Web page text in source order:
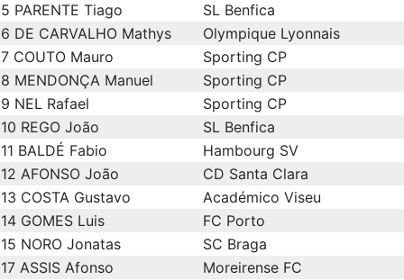
5 PARENTE Tiago
SL Benfica
6 DE CARVALHO Mathys
Olympique Lyonnais
7 COUTO Mauro
Sporting CP
8 MENDONÇA Manuel
Sporting CP
9 NEL Rafael
Sporting CP
10 REGO João
SL Benfica
11 BALDÉ Fabio
Hambourg SV
12 AFONSO João
CD Santa Clara
13 COSTA Gustavo
Académico Viseu
14 GOMES Luis
FC Porto
15 NORO Jonatas
SC Braga
17 ASSIS Afonso
Moreirense FC